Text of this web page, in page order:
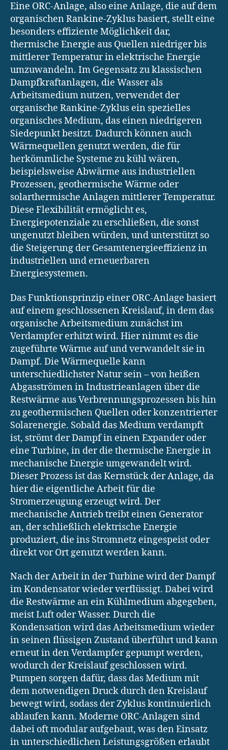
Eine ORC-Anlage, also eine Anlage, die auf dem
organischen Rankine-Zyklus basiert, stellt eine
besonders effiziente Möglichkeit dar,
thermische Energie aus Quellen niedriger bis
mittlerer Temperatur in elektrische Energie
umzuwandeln. Im Gegensatz zu klassischen
Dampfkraftanlagen, die Wasser als
Arbeitsmedium nutzen, verwendet der
organische Rankine-Zyklus ein spezielles
organisches Medium, das einen niedrigeren
Siedepunkt besitzt. Dadurch können auch
Wärmequellen genutzt werden, die für
herkömmliche Systeme zu kühl wären,
beispielsweise Abwärme aus industriellen
Prozessen, geothermische Wärme oder
solarthermische Anlagen mittlerer Temperatur.
Diese Flexibilität ermöglicht es,
Energiepotenziale zu erschließen, die sonst
ungenutzt bleiben würden, und unterstützt so
die Steigerung der Gesamtenergieeffizienz in
industriellen und erneuerbaren
Energiesystemen.
Das Funktionsprinzip einer ORC-Anlage basiert
auf einem geschlossenen Kreislauf, in dem das
organische Arbeitsmedium zunächst im
Verdampfer erhitzt wird. Hier nimmt es die
zugeführte Wärme auf und verwandelt sie in
Dampf. Die Wärmequelle kann
unterschiedlichster Natur sein – von heißen
Abgasströmen in Industrieanlagen über die
Restwärme aus Verbrennungsprozessen bis hin
zu geothermischen Quellen oder konzentrierter
Solarenergie. Sobald das Medium verdampft
ist, strömt der Dampf in einen Expander oder
eine Turbine, in der die thermische Energie in
mechanische Energie umgewandelt wird.
Dieser Prozess ist das Kernstück der Anlage, da
hier die eigentliche Arbeit für die
Stromerzeugung erzeugt wird. Der
mechanische Antrieb treibt einen Generator
an, der schließlich elektrische Energie
produziert, die ins Stromnetz eingespeist oder
direkt vor Ort genutzt werden kann.
Nach der Arbeit in der Turbine wird der Dampf
im Kondensator wieder verflüssigt. Dabei wird
die Restwärme an ein Kühlmedium abgegeben,
meist Luft oder Wasser. Durch die
Kondensation wird das Arbeitsmedium wieder
in seinen flüssigen Zustand überführt und kann
erneut in den Verdampfer gepumpt werden,
wodurch der Kreislauf geschlossen wird.
Pumpen sorgen dafür, dass das Medium mit
dem notwendigen Druck durch den Kreislauf
bewegt wird, sodass der Zyklus kontinuierlich
ablaufen kann. Moderne ORC-Anlagen sind
dabei oft modular aufgebaut, was den Einsatz
in unterschiedlichen Leistungsgrößen erlaubt